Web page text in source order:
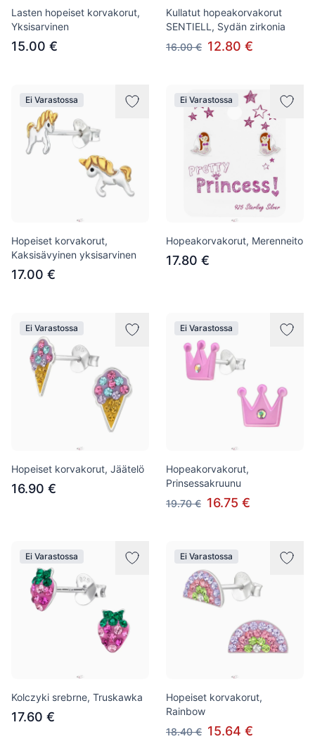
Lasten hopeiset korvakorut,
Yksisarvinen
15.00 €
Kullatut hopeakorvakorut
SENTIELL, Sydän zirkonia
16.00 € 12.80 €
Ei Varastossa
Hopeiset korvakorut,
Kaksisävyinen yksisarvinen
17.00 €
Ei Varastossa
Hopeakorvakorut, Merenneito
17.80 €
Ei Varastossa
Hopeiset korvakorut, Jäätelö
16.90 €
Ei Varastossa
Hopeakorvakorut,
Prinsessakruunu
19.70 € 16.75 €
Ei Varastossa
Kolczyki srebrne, Truskawka
17.60 €
Ei Varastossa
Hopeiset korvakorut,
Rainbow
18.40 € 15.64 €